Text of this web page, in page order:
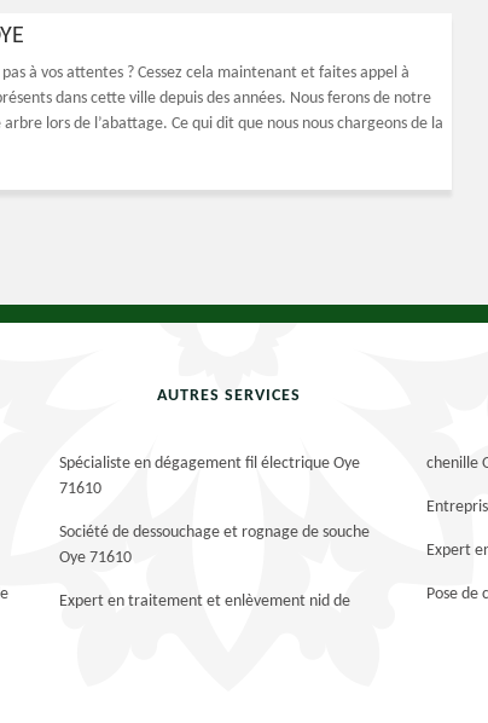
à vos attentes ? Cessez cela maintenant et faites appel à
dans cette ville depuis des années. Nous ferons de notre
lors de l’abattage. Ce qui dit que nous nous chargeons de la
AUTRES SERVICES
Spécialiste en dégagement fil électrique Oye
71610
Société de dessouchage et rognage de souche
Oye 71610
Expert en traitement et enlèvement nid de
chenille
Expert
Pose de